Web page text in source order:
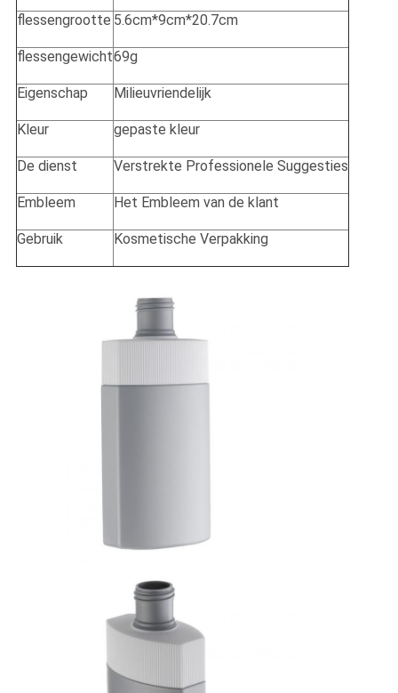
flessengrootte 5.6cm*9cm*20.7cm
flessengewicht69g
Eigenschap Milieuvriendelijk
Kleur gepaste kleur
De dienst Verstrekte Professionele Suggesties
Embleem Het Embleem van de klant
Gebruik Kosmetische Verpakking